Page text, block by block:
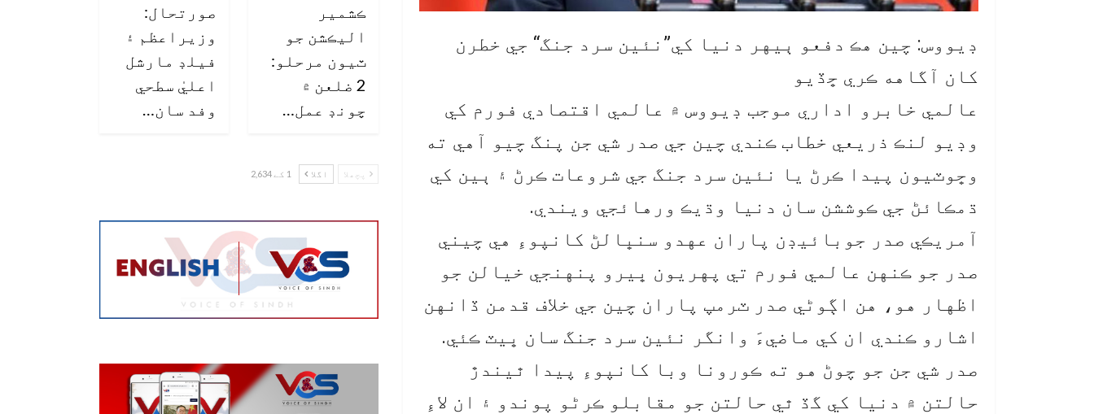
ڊيووس: چين هڪ دفعو ٻيهر دنيا کي”نئين سرد جنگ“ جي خطرن
کان آگاهه ڪري ڇڏيو
عالمي خابرو اداري موجب ڊيووس ۾ عالمي اقتصادي فورم کي
وڊيو لنڪ ذريعي خطاب ڪندي چين جي صدر شي جن پنگ چيو آهي ته
وڇوٽيون پيدا ڪرڻ يا نئين سرد جنگ جي شروعات ڪرڻ ۽ ٻين کي
ڌمڪائڻ جي ڪوششن سان دنيا وڌيڪ ورهائجي ويندي.
آمريڪي صدر جوبائيڊن پاران عهدو سنڀالڻ کانپوءِ هي چيني
صدر جو ڪنهن عالمي فورم تي پهريون ڀيرو پنهنجي خيالن جو
اظهار هو، هن اڳوڻي صدر ٽرمپ پاران چين جي خلاف قدمن ڏانهن
اشارو ڪندي ان کي ماضيءَ وانگر نئين سرد جنگ سان ڀيٽ ڪئي.
صدر شي جن جو چوڻ هو ته ڪورونا وبا کانپوءِ پيدا ٿيندڙ
حالتن ۾ دنيا کي گڏ ٿي حالتن جو مقابلو ڪرڻو پوندو ۽ ان لاءِ
ڪشمير
اليڪشن جو
ٽيون مرحلو:
2 ضلعن ۾
چونڊ عمل…
صورتحال:
وزيراعظم ۽
فيلڊ مارشل
اعليٰ سطحي
وفد سان…
پچھلا اگلا 1 کے 2,634